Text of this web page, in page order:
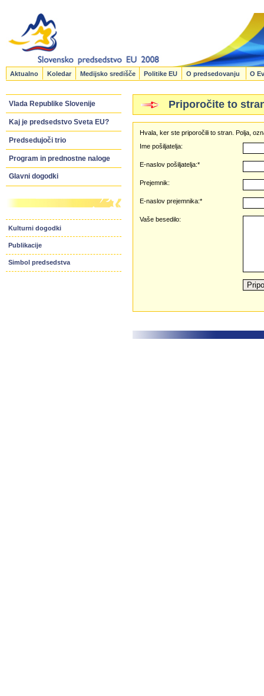
Aktualno Koledar Medijsko središče Politike EU O predsedovanju O
Vlada Republike Slovenije
Kaj je predsedstvo Sveta EU?
Predsedujoči trio
Program in prednostne naloge
Glavni dogodki
Kulturni dogodki
Publikacije
Simbol predsedstva
Priporočite to
Hvala, ker ste priporočili to stran. Polja,
Ime pošiljatelja:
E-naslov pošiljatelja:*
Prejemnik:
E-naslov prejemnika:*
Vaše besedilo: